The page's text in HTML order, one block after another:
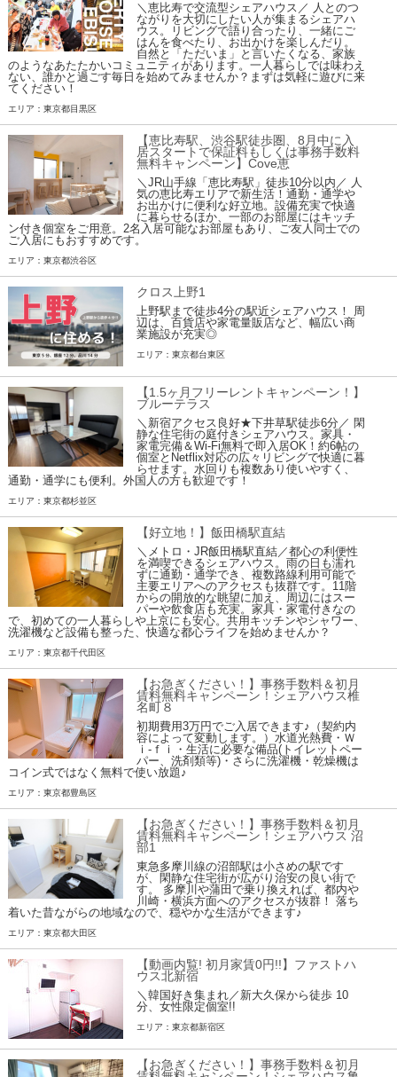
＼恵比寿で交流型シェアハウス／ 人とのつ
ながりを大切にしたい人が集まるシェアハ
ウス。リビングで語り合ったり、一緒にご
はんを食べたり、お出かけを楽しんだり。
自然と「ただいま」と言いたくなる、家族
のようなあたたかいコミュニティがあります。一人暮らしでは味わえ
ない、誰かと過ごす毎日を始めてみませんか？まずは気軽に遊びに来
てください！
エリア：東京都目黒区
【恵比寿駅、渋谷駅徒歩圏、8月中に入
居スタートで保証料もしくは事務手数料
無料キャンペーン】Cove恵
＼JR山手線「恵比寿駅」徒歩10分以内／ 人
気の恵比寿エリアで新生活！通勤・通学や
お出かけに便利な好立地。設備充実で快適
に暮らせるほか、一部のお部屋にはキッチ
ン付き個室をご用意。2名入居可能なお部屋もあり、ご友人同士での
ご入居にもおすすめです。
エリア：東京都渋谷区
クロス上野1
上野駅まで徒歩4分の駅近シェアハウス！ 周
辺は、百貨店や家電量販店など、幅広い商
業施設が充実◎
エリア：東京都台東区
【1.5ヶ月フリーレントキャンペーン！】
ブルーテラス
＼新宿アクセス良好★下井草駅徒歩6分／ 閑
静な住宅街の庭付きシェアハウス。家具・
家電完備＆Wi-Fi無料で即入居OK！約6帖の
個室とNetflix対応の広々リビングで快適に暮
らせます。水回りも複数あり使いやすく、
通勤・通学にも便利。外国人の方も歓迎です！
エリア：東京都杉並区
【好立地！】飯田橋駅直結
＼メトロ・JR飯田橋駅直結／都心の利便性
を満喫できるシェアハウス。雨の日も濡れ
ずに通勤・通学でき、複数路線利用可能で
主要エリアへのアクセスも抜群です。11階
からの開放的な眺望に加え、周辺にはスー
パーや飲食店も充実。家具・家電付きなの
で、初めての一人暮らしや上京にも安心。共用キッチンやシャワー、
洗濯機など設備も整った、快適な都心ライフを始めませんか？
エリア：東京都千代田区
【お急ぎください！】事務手数料＆初月
賃料無料キャンペーン！シェアハウス椎
名町８
初期費用3万円でご入居できます♪（契約内
容によって変動します。）水道光熱費・Ｗ
ｉ-ｆｉ・生活に必要な備品(トイレットペー
パー、洗剤類等)・さらに洗濯機・乾燥機は
コイン式ではなく無料で使い放題♪
エリア：東京都豊島区
【お急ぎください！】事務手数料＆初月
賃料無料キャンペーン！シェアハウス 沼
部1
東急多摩川線の沼部駅は小さめの駅です
が、閑静な住宅街が広がり治安の良い街で
す。 多摩川や蒲田で乗り換えれば、都内や
川崎・横浜方面へのアクセスが抜群！ 落ち
着いた昔ながらの地域なので、穏やかな生活ができます♪
エリア：東京都大田区
【動画内覧! 初月家賃0円!!】ファストハ
ウス北新宿
＼韓国好き集まれ／新大久保から徒歩 10
分、女性限定個室!!
エリア：東京都新宿区
【お急ぎください！】事務手数料＆初月